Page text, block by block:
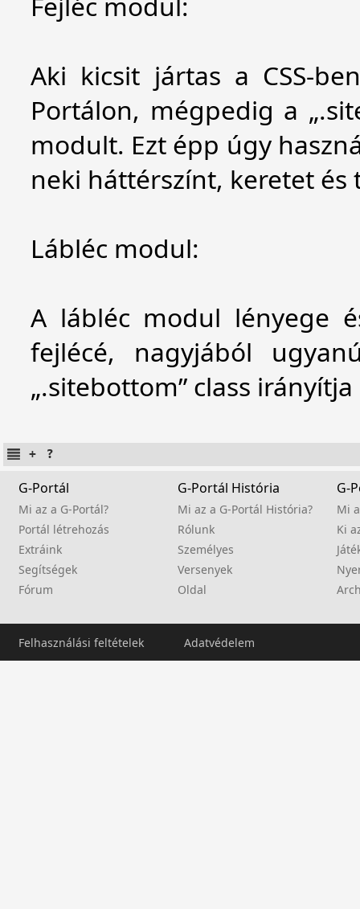
Aki kicsit jártas a CSS-
Portálon, mégpedig a
modult. Ezt épp úgy
neki háttérszínt, keretet
Lábléc modul:
A lábléc modul lényege
fejlécé, nagyjából
„.sitebottom” class irányítja
G-Portál
Mi az a G-Portál?
Portál létrehozás
Extráink
Segítségek
Fórum
G-Portál História
Mi az a G-Portál História?
Rólunk
Személyes
Versenyek
Oldal
G-
Mi
Ki
Felhasználási feltételek Adatvédelem